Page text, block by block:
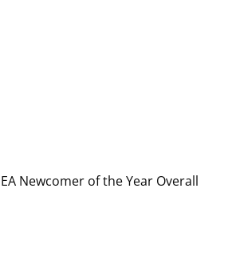
Newcomer of the Year Overall